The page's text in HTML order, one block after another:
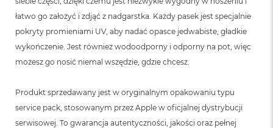
łatwo go założyć i zdjąć z nadgarstka. Każdy pasek jest specjalnie
pokryty promieniami UV, aby nadać opasce jedwabiste, gładkie
wykończenie. Jest również wodoodporny i odporny na pot, więc
możesz go nosić niemal wszędzie, gdzie chcesz.
Produkt sprzedawany jest w oryginalnym opakowaniu typu
service pack, stosowanym przez Apple w oficjalnej dystrybucji
serwisowej. To gwarancja autentyczności, jakości oraz pełnej